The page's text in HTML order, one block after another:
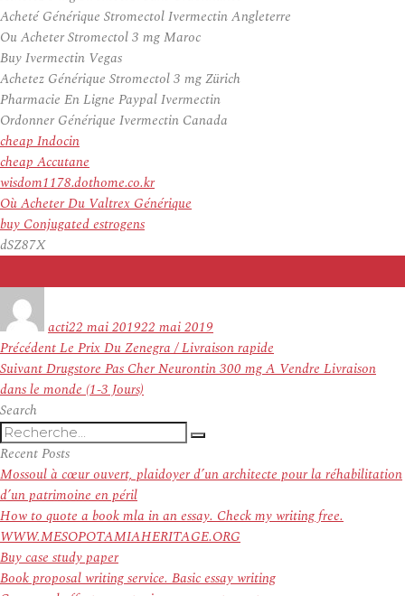
Acheté Générique Stromectol Ivermectin Angleterre
Ou Acheter Stromectol 3 mg Maroc
Buy Ivermectin Vegas
Achetez Générique Stromectol 3 mg Zürich
Pharmacie En Ligne Paypal Ivermectin
Ordonner Générique Ivermectin Canada
cheap Indocin
cheap Accutane
wisdom1178.dothome.co.kr
Où Acheter Du Valtrex Générique
buy Conjugated estrogens
dSZ87X
actile
22 mai 201922 mai 2019
Navigation
de
l’article
PrécédentArticle
précédent :
Le Prix Du Zenegra / Livraison rapide
SuivantArticle
suivant :
Drugstore Pas Cher Neurontin 300 mg A Vendre Livraison
dans le monde (1-3 Jours)
Search
Recherche
pour
:
Recherche
Recent Posts
Mossoul à cœur ouvert, plaidoyer d’un architecte pour la réhabilitation
d’un patrimoine en péril
How to quote a book mla in an essay. Check my writing free.
WWW.MESOPOTAMIAHERITAGE.ORG
Buy case study paper
Book proposal writing service. Basic essay writing